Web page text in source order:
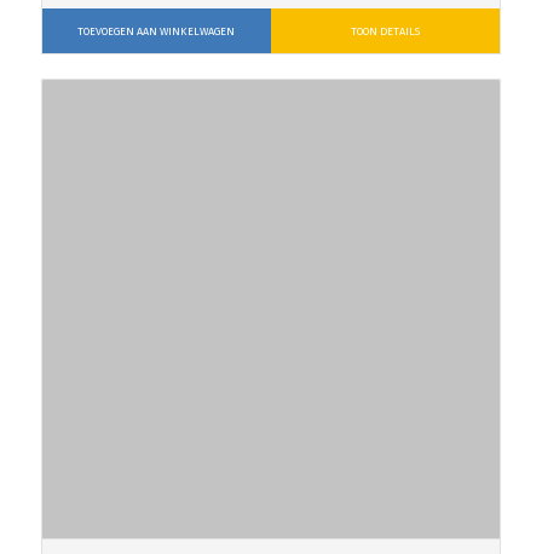
TOEVOEGEN AAN WINKELWAGEN TOON DETAILS